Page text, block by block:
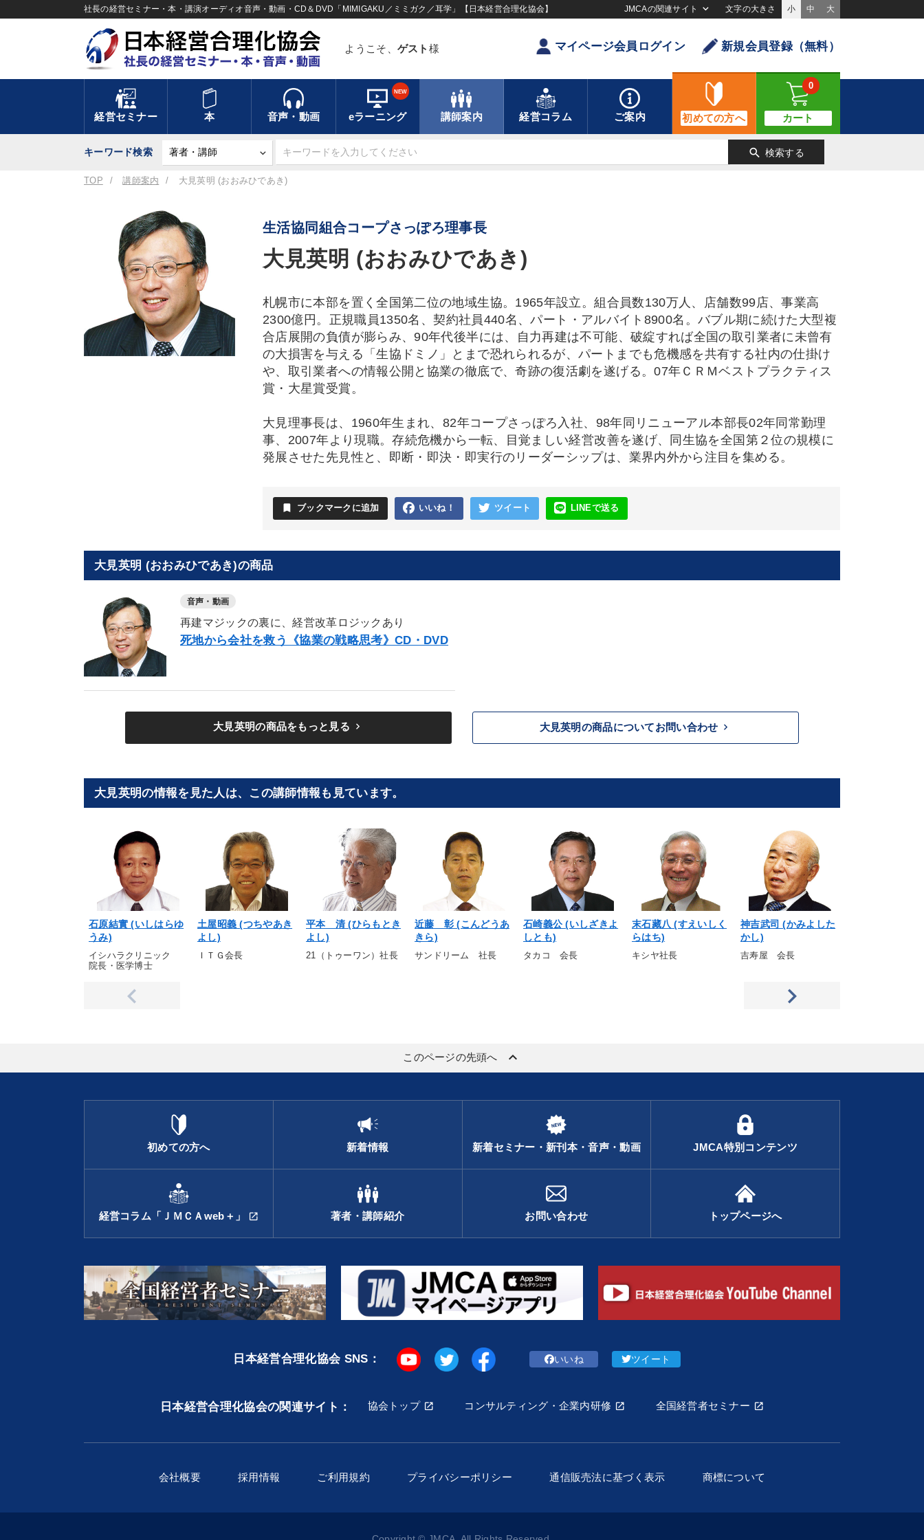
社長の経営セミナー・本・講演オーディオ音声・動画・CD＆DVD「MIMIGAKU／ミミガク／耳学」【日本経営合理化協会】 JMCAの関連サイト 文字の大きさ 小 中 大
ようこそ、 ゲスト 様 マイページ会員ログイン 新規会員登録（無料）
経営セミナー 本 音声・動画 eラーニング
NEW
講師案内 経営コラム ご案内 初めての方へ カート
0
キーワード検索 search 検索する
TOP 講師案内 大見英明 (おおみひであき)
生活協同組合コープさっぽろ理事長
大見英明 (おおみひであき)
札幌市に本部を置く全国第二位の地域生協。1965年設立。組合員数130万人、店舗数99店、事業高
2300億円。正規職員1350名、契約社員440名、パート・アルバイト8900名。バブル期に続けた大型複
合店展開の負債が膨らみ、90年代後半には、自力再建は不可能、破綻すれば全国の取引業者に未曾有
の大損害を与える「生協ドミノ」とまで恐れられるが、パートまでも危機感を共有する社内の仕掛け
や、取引業者への情報公開と協業の徹底で、奇跡の復活劇を遂げる。07年ＣＲＭベストプラクティス
賞・大星賞受賞。
大見理事長は、1960年生まれ、82年コープさっぽろ入社、98年同リニューアル本部長02年同常勤理
事、2007年より現職。存続危機から一転、目覚ましい経営改善を遂げ、同生協を全国第２位の規模に
発展させた先見性と、即断・即決・即実行のリーダーシップは、業界内外から注目を集める。
bookmark ブックマークに追加 いいね！ ツイート LINEで送る
大見英明 (おおみひであき)の商品
音声・動画
再建マジックの裏に、経営改革ロジックあり
死地から会社を救う《協業の戦略思考》CD・DVD
大見英明の商品をもっと見る keyboard_arrow_right 大見英明の商品についてお問い合わせ keyboard_arrow_right
大見英明の情報を見た人は、この講師情報も見ています。
石原結實 (いしはらゆ
うみ)
イシハラクリニック
院長・医学博士
土屋昭義 (つちやあき
よし)
ＩＴＧ会長
平本 清 (ひらもとき
よし)
21（トゥーワン）社長
近藤 彰 (こんどうあ
きら)
サンドリーム 社長
石崎義公 (いしざきよ
しとも)
タカコ 会長
末石藏八 (すえいしく
らはち)
キシヤ社長
神吉武司 (かみよした
かし)
吉寿屋 会長
このページの先頭へ keyboard_arrow_up
初めての方へ 新着情報 新着セミナー・新刊本・音声・動画 JMCA特別コンテンツ
経営コラム「ＪＭＣＡweb＋」 open_in_new 著者・講師紹介 お問い合わせ トップページへ
日本経営合理化協会 SNS： いいね ツイート
日本経営合理化協会の関連サイト： 協会トップ コンサルティング・企業内研修 全国経営者セミナー
会社概要 採用情報 ご利用規約 プライバシーポリシー 通信販売法に基づく表示 商標について